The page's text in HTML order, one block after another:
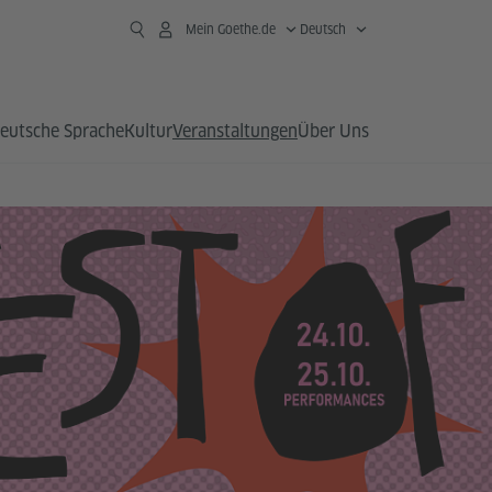
Mein Goethe.de Deutsch
SpracheKulturVeranstaltungenÜber Uns